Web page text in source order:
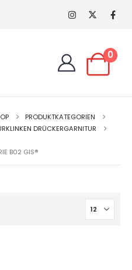
0
PRODUKTKATEGORIEN
DRÜCKERGARNITUR
B02 GIS®